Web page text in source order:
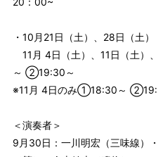
・10月21日（土）、28日（土）
11月 4日（土）、11日（土）
～ ②19:30～
※11月 4日のみ①18:30～
＜演奏者＞
9月30日：一川明宏（三味線）